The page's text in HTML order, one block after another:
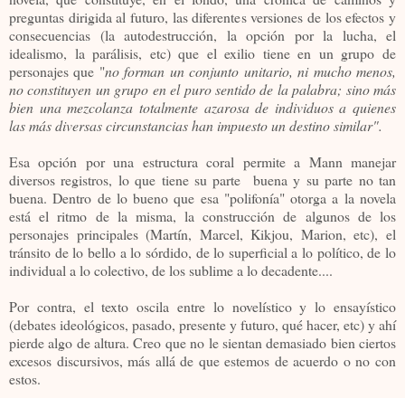
preguntas dirigida al futuro, las diferentes versiones de los efectos y
consecuencias (la autodestrucción, la opción por la lucha, el
idealismo, la parálisis, etc) que el exilio tiene en un grupo de
personajes que "no forman un conjunto unitario, ni mucho menos,
no constituyen un grupo en el puro sentido de la palabra; sino más
bien una mezcolanza totalmente azarosa de individuos a quienes
las más diversas circunstancias han impuesto un destino similar".
Esa opción por una estructura coral permite a Mann manejar
diversos registros, lo que tiene su parte buena y su parte no tan
buena. Dentro de lo bueno que esa "polifonía" otorga a la novela
está el ritmo de la misma, la construcción de algunos de los
personajes principales (Martín, Marcel, Kikjou, Marion, etc), el
tránsito de lo bello a lo sórdido, de lo superficial a lo político, de lo
individual a lo colectivo, de los sublime a lo decadente....
Por contra, el texto oscila entre lo novelístico y lo ensayístico
(debates ideológicos, pasado, presente y futuro, qué hacer, etc) y ahí
pierde algo de altura. Creo que no le sientan demasiado bien ciertos
excesos discursivos, más allá de que estemos de acuerdo o no con
estos.